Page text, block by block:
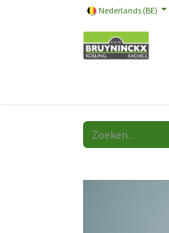
Nederlands (BE)